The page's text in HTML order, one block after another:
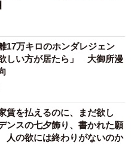
17万キロのホンダレジェン
しい方が居たら」 大御所漫
賃を払えるのに、まだ欲し
ンスの七夕飾り、書かれた願
の欲には終わりがないのか